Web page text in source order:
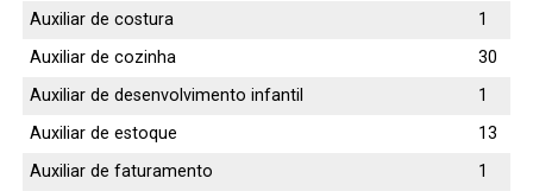
Auxiliar de costura
1
Auxiliar de cozinha
30
Auxiliar de desenvolvimento infantil
1
Auxiliar de estoque
13
Auxiliar de faturamento
1